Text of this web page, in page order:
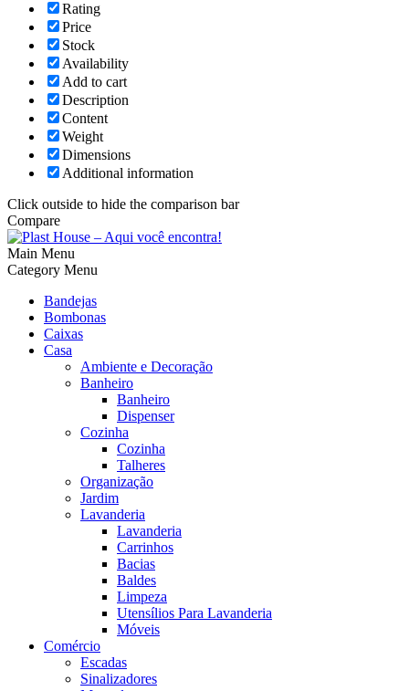
Rating
Price
Stock
Availability
Add to cart
Description
Content
Weight
Dimensions
Additional information
Click outside to hide the comparison bar
Compare
Main Menu
Category Menu
Bandejas
Bombonas
Caixas
Casa
Ambiente e Decoração
Banheiro
Banheiro
Dispenser
Cozinha
Cozinha
Talheres
Organização
Jardim
Lavanderia
Lavanderia
Carrinhos
Bacias
Baldes
Limpeza
Utensílios Para Lavanderia
Móveis
Comércio
Escadas
Sinalizadores